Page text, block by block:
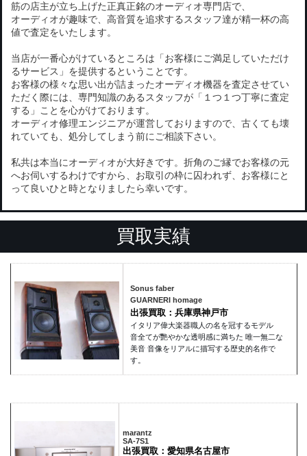
筋の店主が立ち上げた正真正銘のオーディオ専門店で、
オーディオが趣味で、高音質を追求するスタッフ達が精一杯の高
値で査定をいたします。
当店が一番心がけているところは「お客様にご満足していただけ
るサービス」を提供するということです。
お客様の様々な思い出が詰まったオーディオ機器を査定させてい
ただく際には、専門知識のあるスタッフが「１つ１つ丁寧に査定
する」ことを心がけております。
オーディオ修理エンジニアが運営しておりますので、古くても壊
れていても、処分してしまう前にご相談下さい。
私共は本当にオーディオが大好きです。折角のご縁でお客様の元
へお伺いするわけですから、お取引の枠に囚われず、お客様にと
って良いひと時となりましたら幸いです。
買取実績
Sonus faber
GUARNERI homage
出張買取：兵庫県神戸市
イタリア偉大楽器職人の名を冠するモデル
音全てが艷やかな透明感に満ちた 唯一無二な
美音 音像をリアルに描写する歴史的名作で
す。
marantz
SA-7S1
出張買取：愛知県名古屋市